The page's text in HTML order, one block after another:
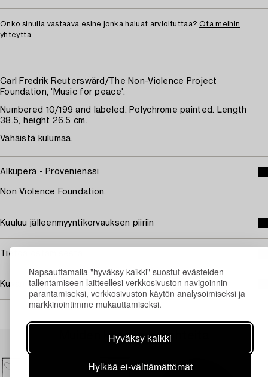
Napsauttamalla "hyväksy kaikki" suostut evästeiden
tallentamiseen laitteellesi verkkosivuston navigoinnin
parantamiseksi, verkkosivuston käytön analysoimiseksi ja
markkinointimme mukauttamiseksi.
Hyväksy kaikki
Hylkää ei-välttämättömät
Onko sinulla vastaava esine jonka haluat arvioituttaa? Ota meihin
yhteyttä
Carl Fredrik Reuterswärd/The Non-Violence Project
Foundation, 'Music for peace'.
Numbered 10/199 and labeled. Polychrome painted. Length
38.5, height 26.5 cm.
Vähäistä kulumaa.
Alkuperä - Provenienssi
Non Violence Foundation.
Kuuluu jälleenmyyntikorvauksen piiriin
Tietoa ostamisesta
Kuvan käyttöoikeudet
Muiden katsomia kohteita